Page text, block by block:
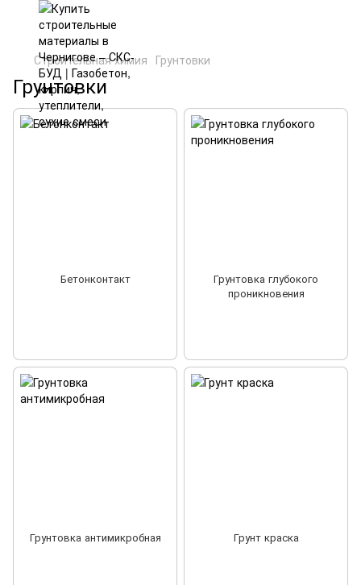
Строительная химия Грунтовки
Грунтовки
Бетонконтакт
Грунтовка глубокого
проникновения
Грунтовка антимикробная Грунт краска